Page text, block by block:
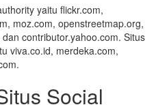
yaitu flickr.com,
moz.com, openstreetmap.org,
contributor.yahoo.com. Situs
viva.co.id, merdeka.com,
Social